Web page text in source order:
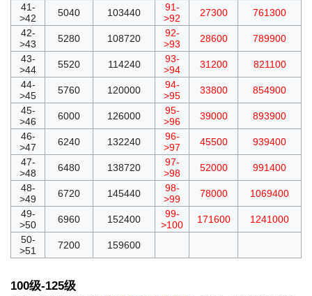
41-
>42
5040 103440
91-
>92
27300
761300
42-
>43
5280 108720
92-
>93
28600
789900
43-
>44
5520 114240
93-
>94
31200
821100
44-
>45
5760 120000
94-
>95
33800
854900
45-
>46
6000 126000
95-
>96
39000
893900
46-
>47
6240 132240
96-
>97
45500
939400
47-
>48
6480 138720
97-
>98
52000
991400
48-
>49
6720 145440
98-
>99
78000
1069400
49-
>50
6960 152400
99-
>100
171600
1241000
50-
>51
7200 159600
100级-125级